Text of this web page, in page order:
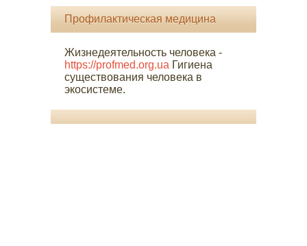
Профилактическая медицина
Жизнедеятельность человека -
https://profmed.org.ua Гигиена
существования человека в
экосистеме.